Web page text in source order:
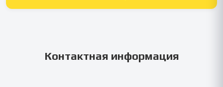
Контактная информация